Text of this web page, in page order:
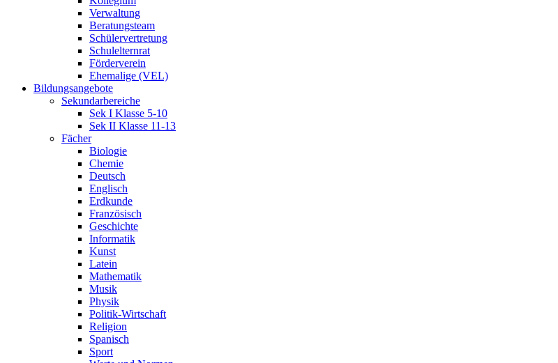
Verwaltung
Beratungsteam
Schülervertretung
Schulelternrat
Förderverein
Ehemalige (VEL)
Bildungsangebote
Sekundarbereiche
Sek I Klasse 5-10
Sek II Klasse 11-13
Fächer
Biologie
Chemie
Deutsch
Englisch
Erdkunde
Französisch
Geschichte
Informatik
Kunst
Latein
Mathematik
Musik
Physik
Politik-Wirtschaft
Religion
Spanisch
Sport